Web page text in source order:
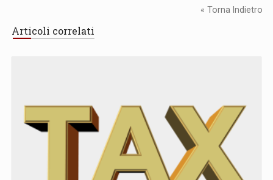
« Torna Indietro
Articoli correlati